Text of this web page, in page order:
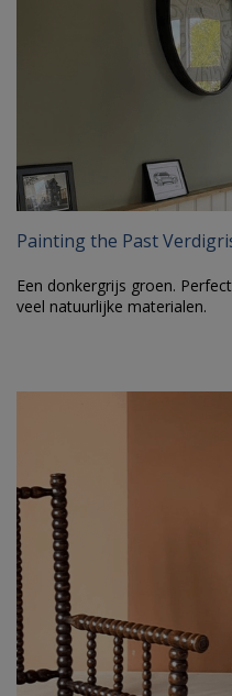
Painting the Past
Een donkergrijs groen.
veel natuurlijke materialen.